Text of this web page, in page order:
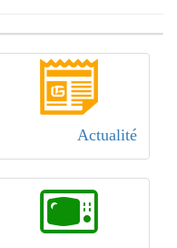
Actualité